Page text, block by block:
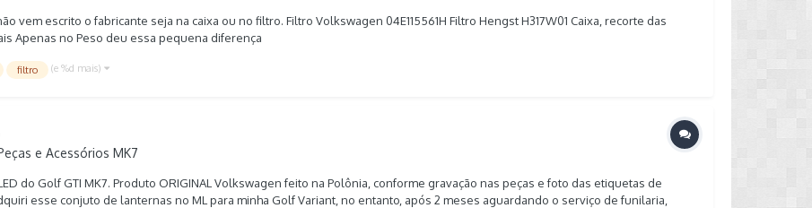
vem escrito o fabricante seja na caixa ou no filtro. Filtro Volkswagen 04E115561H Filtro Hengst H317W01 Caixa, recorte das
Apenas no Peso deu essa pequena diferença
filtro (e %d mais)
e Acessórios MK7
do Golf GTI MK7. Produto ORIGINAL Volkswagen feito na Polônia, conforme gravação nas peças e foto das etiquetas de
esse conjuto de lanternas no ML para minha Golf Variant, no entanto, após 2 meses aguardando o serviço de funilaria,